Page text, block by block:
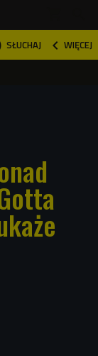
SŁUCHAJ  WIĘCEJ
